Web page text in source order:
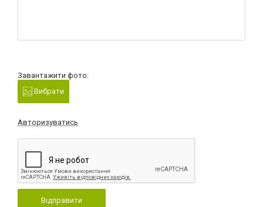
Завантажити фото:
Вибрати
Авторизуватись
Відправити